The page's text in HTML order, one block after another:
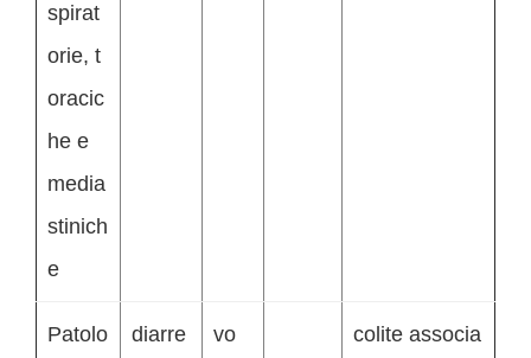
spirat
orie, t
oracic
he e
media
stinich
e
Patolo
diarre
vo
colite associa